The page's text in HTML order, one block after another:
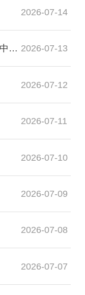
2026-07-14
彩色玻璃产品在包装运输的过程中需要注意哪些事项 2026-07-13
2026-07-12
2026-07-11
2026-07-10
2026-07-09
2026-07-08
2026-07-07